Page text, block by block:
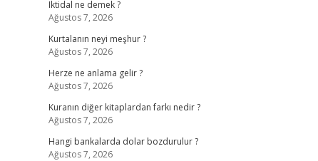
Iktidal ne demek ?
Ağustos 7, 2026
Kurtalanın neyi meşhur ?
Ağustos 7, 2026
Herze ne anlama gelir ?
Ağustos 7, 2026
Kuranın diğer kitaplardan farkı nedir ?
Ağustos 7, 2026
Hangi bankalarda dolar bozdurulur ?
Ağustos 7, 2026